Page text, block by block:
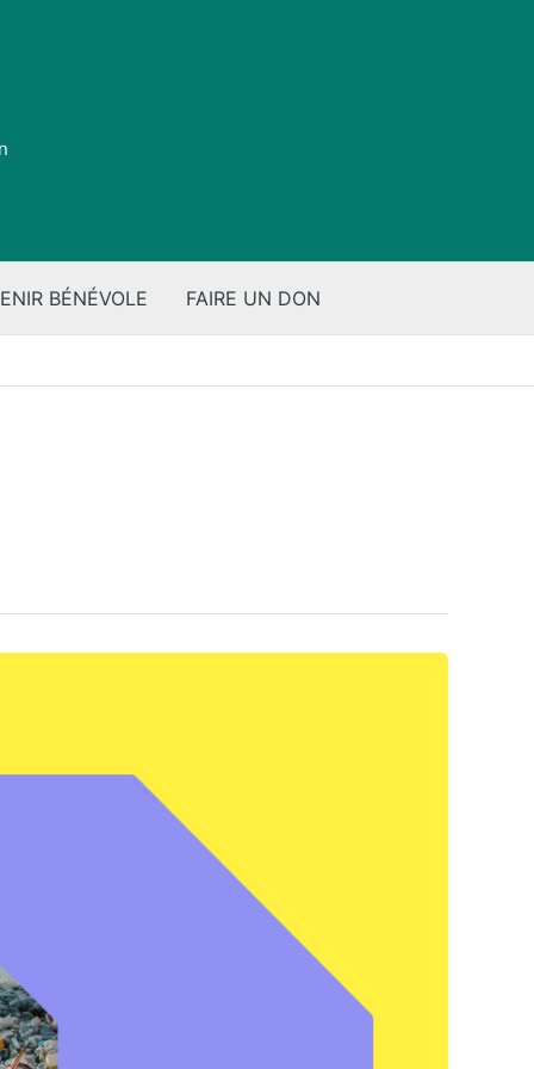
BÉNÉVOLE FAIRE UN DON